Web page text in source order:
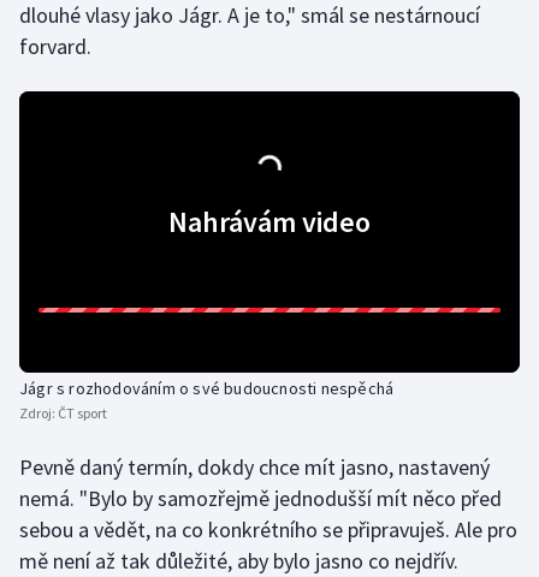
Olympijské hry
Rychlobruslení
Rychlostní kanoistika
Sportovní střelba
Stolní tenis
dlouhé vlasy jako Jágr. A je to," smál se nestárnoucí
forvard.
Nahrávám video
Jágr s rozhodováním o své budoucnosti nespěchá
Zdroj: ČT sport
Pevně daný termín, dokdy chce mít jasno, nastavený
nemá. "Bylo by samozřejmě jednodušší mít něco před
sebou a vědět, na co konkrétního se připravuješ. Ale pro
mě není až tak důležité, aby bylo jasno co nejdřív.